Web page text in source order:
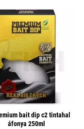
bait dip c2 tintahal
áfonya 250ml